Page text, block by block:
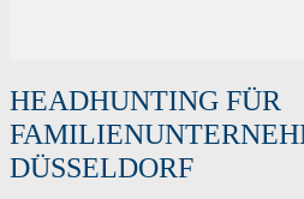
HEADHUNTING FÜR
DÜSSELDORF